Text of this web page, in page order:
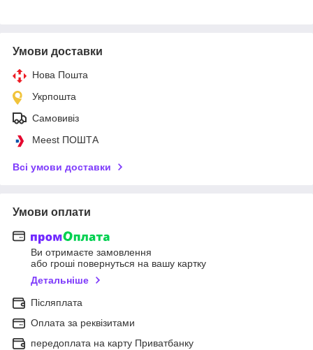
Умови доставки
Нова Пошта
Укрпошта
Самовивіз
Meest ПОШТА
Всі умови доставки
Умови оплати
Ви отримаєте замовлення
або гроші повернуться на вашу картку
Детальніше
Післяплата
Оплата за реквізитами
передоплата на карту Приватбанку